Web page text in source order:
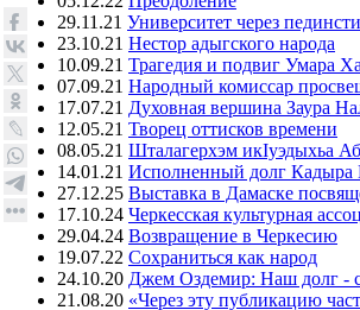
29.11.21 Университет через
23.10.21 Нестор адыгского народа
10.09.21 Трагедия и подвиг Умара
07.09.21 Народный комиссар
17.07.21 Духовная вершина Заура
12.05.21 Творец оттисков времени
08.05.21 Шталагерхэм икIуэдыхьа
14.01.21 Исполненный долг Кадыра
27.12.25 Выставка в Дамаске
17.10.24 Черкесская культурная
29.04.24 Возвращение в Черкесию
19.07.22 Сохраниться как народ
24.10.20 Джем Оздемир: Наш долг -
21.08.20 «Через эту публикацию